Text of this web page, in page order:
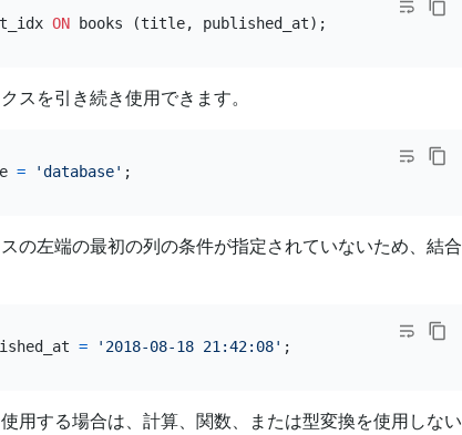
ON
スを引き続き使用できます。
= 'database'
の左端の最初の列の条件が指定されていないため、結合
= '2018-08-18 21:42:08'
用する場合は、計算、関数、または型変換を使用しない